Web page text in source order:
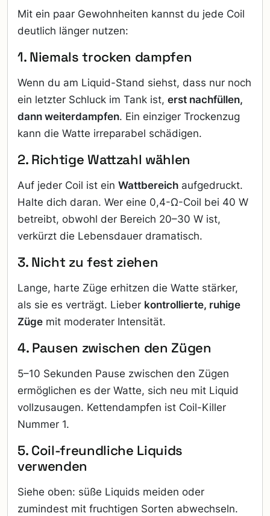
Mit ein paar Gewohnheiten kannst du jede Coil
deutlich länger nutzen:
1. Niemals trocken dampfen
Wenn du am Liquid-Stand siehst, dass nur noch
ein letzter Schluck im Tank ist, erst nachfüllen,
dann weiterdampfen. Ein einziger Trockenzug
kann die Watte irreparabel schädigen.
2. Richtige Wattzahl wählen
Auf jeder Coil ist ein Wattbereich aufgedruckt.
Halte dich daran. Wer eine 0,4-Ω-Coil bei 40 W
betreibt, obwohl der Bereich 20–30 W ist,
verkürzt die Lebensdauer dramatisch.
3. Nicht zu fest ziehen
Lange, harte Züge erhitzen die Watte stärker,
als sie es verträgt. Lieber kontrollierte, ruhige
Züge mit moderater Intensität.
4. Pausen zwischen den Zügen
5–10 Sekunden Pause zwischen den Zügen
ermöglichen es der Watte, sich neu mit Liquid
vollzusaugen. Kettendampfen ist Coil-Killer
Nummer 1.
5. Coil-freundliche Liquids
verwenden
Siehe oben: süße Liquids meiden oder
zumindest mit fruchtigen Sorten abwechseln.